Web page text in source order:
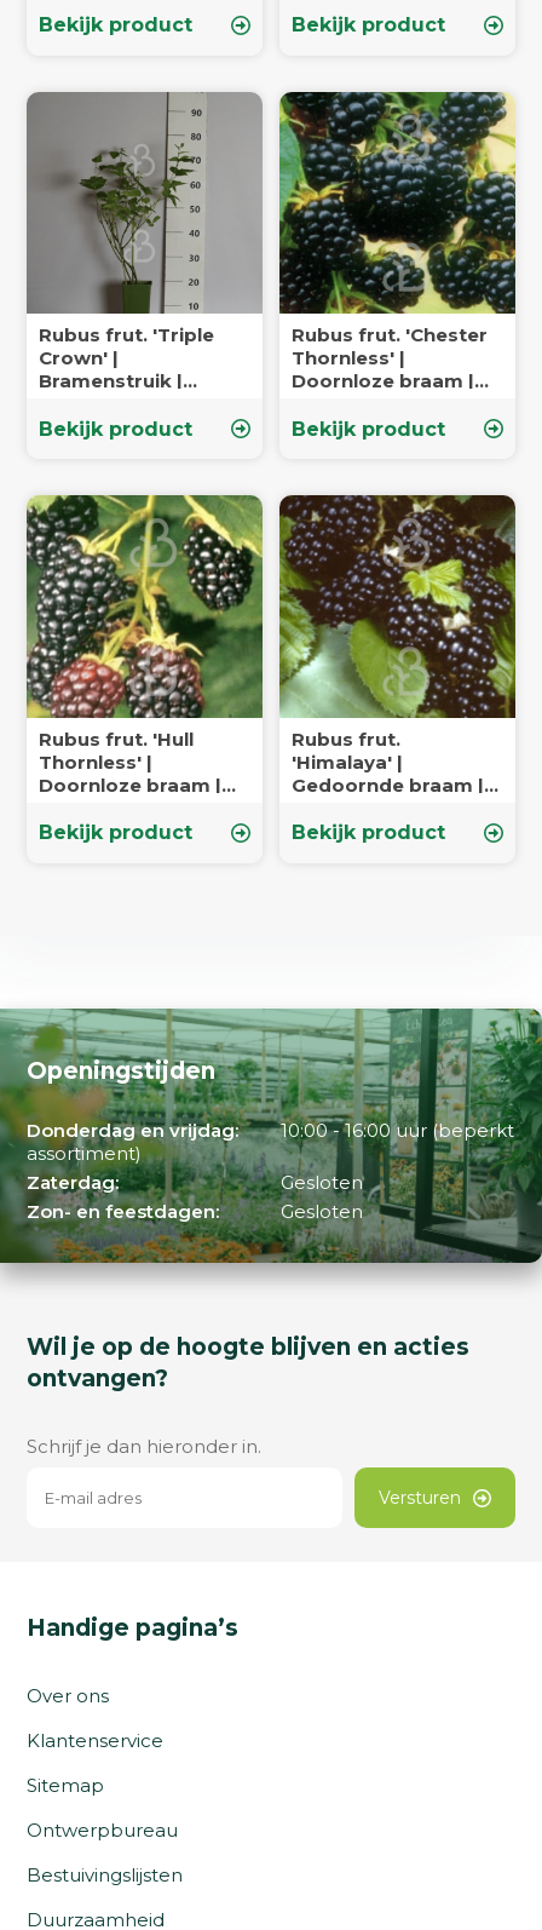
Bekijk product
Bekijk product
Rubus frut. 'Triple
Crown' |
Bramenstruik |
Bekijk product
Rubus frut. 'Chester
Thornless' |
Doornloze braam |
Bekijk product
Rubus frut. 'Hull
Thornless' |
Doornloze braam |
Bekijk product
Rubus frut.
'Himalaya' |
Gedoornde braam |
Bekijk product
Openingstijden
Donderdag en vrijdag:
10:00 - 16:00 uur (beperkt
assortiment)
Zaterdag:
Gesloten
Zon- en feestdagen:
Gesloten
Wil je op de hoogte blijven en acties
ontvangen?
Schrijf je dan hieronder in.
Versturen
Handige pagina’s
Over ons
Klantenservice
Sitemap
Ontwerpbureau
Bestuivingslijsten
Duurzaamheid